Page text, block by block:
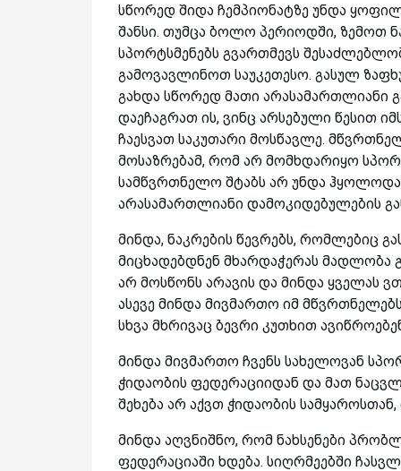
სწორედ შიდა ჩემპიონატზე უნდა
შანსი. თუმცა ბოლო პერიოდში, ზემოთ
სპორტსმენებს გვართმევს
გამოვავლინოთ საუკეთესო. გასულ
გახდა სწორედ მათი არასამართლიანი
დაეჩაგრათ ის, ვინც არსებული წესით
ჩაესვათ საკუთარი მოსწავლე.
მოსაზრებამ, რომ არ მომხდარიყო
სამწვრთნელო შტაბს არ უნდა ჰყოლოდა
არასამართლიანი დამოკიდებულების
მინდა, ნაკრების წევრებს, რომლებიც
მიცხადებდნენ მხარდაჭერას მადლობა
არ მოსწონს არავის და მინდა ყველას
ასევე მინდა მივმართო იმ
სხვა მხრივაც ბევრი კუთხით
მინდა მივმართო ჩვენს სახელოვან
ჭიდაობის ფედერაციიდან და მათ
შეხება არ აქვთ ჭიდაობის
მინდა აღვნიშნო, რომ ნახსენები
ფედერაციაში ხდება. სიღრმეებში